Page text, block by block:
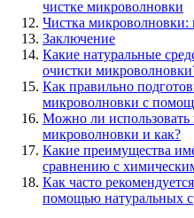
чистке микроволновки
Чистка микроволновки:
Заключение
Какие натуральные
очистки
Как правильно
микроволновки с
Можно ли
микроволновки и как?
Какие преимущества
сравнению с
Как часто
помощью натуральных